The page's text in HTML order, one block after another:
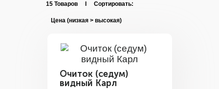
15 Товаров I Сортировать:
Очиток (седум)
видный Карл